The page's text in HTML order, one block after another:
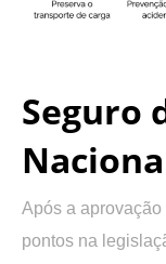
Seguro
Após a aprovação
pontos na